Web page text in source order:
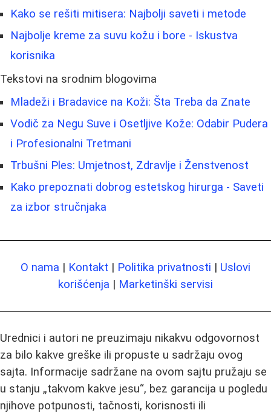
Kako se rešiti mitisera: Najbolji saveti i metode
Najbolje kreme za suvu kožu i bore - Iskustva
korisnika
Tekstovi na srodnim blogovima
Mladeži i Bradavice na Koži: Šta Treba da Znate
Vodič za Negu Suve i Osetljive Kože: Odabir Pudera
i Profesionalni Tretmani
Trbušni Ples: Umjetnost, Zdravlje i Ženstvenost
Kako prepoznati dobrog estetskog hirurga - Saveti
za izbor stručnjaka
O nama | Kontakt | Politika privatnosti | Uslovi
korišćenja | Marketinški servisi
Urednici i autori ne preuzimaju nikakvu odgovornost
za bilo kakve greške ili propuste u sadržaju ovog
sajta. Informacije sadržane na ovom sajtu pružaju se
u stanju „takvom kakve jesu“, bez garancija u pogledu
njihove potpunosti, tačnosti, korisnosti ili